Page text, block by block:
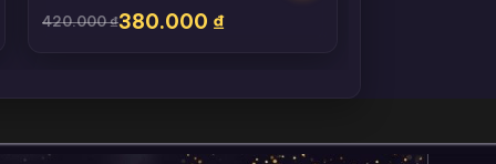
420.000₫380.000 ₫